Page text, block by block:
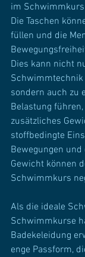
im
Die Taschen
füllen und die
Dies kann nicht
sondern auch zu
Belastung
zusätzliches
stoffbedingte
Bewegungen
Gewicht können
Schwimmkurs
Als die ideale
Schwimmkurse
Badekeleidung
enge Passform,